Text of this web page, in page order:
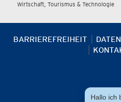
Wirtschaft, Tourismus & Technologie
BARRIEREFREIHEIT
Hallo ich